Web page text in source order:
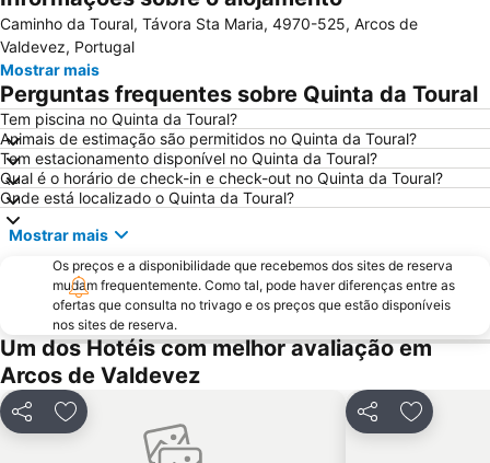
Bom Jesus do Monte
Cascata do Tahiti - Ermida
do Cabedelo
Termas Romanas do Alto da Cividade
Estação de Caminhos de Ferro de Braga
Praia de Esposende
Paseo Marítimo de Baiona
Centro Histórico de Guimarães
Luz
Estela Beach
Lago dos Cisnes
América
Minho Center
Patos
Igreja de Riba d'Ave
Puerto de Baiona
Albufeira do Ermal
de Castelo de Neiva
Casa de Camilo - Museu e Centro de Estudos
Elevador do Bom Jesus do Monte
Caminho da Toural, Távora Sta Maria, 4970-525, Arcos de
Valdevez, Portugal
Mostrar mais
Perguntas frequentes sobre Quinta da Toural
Tem piscina no Quinta da Toural?
Animais de estimação são permitidos no Quinta da Toural?
Tem estacionamento disponível no Quinta da Toural?
Qual é o horário de check-in e check-out no Quinta da Toural?
Onde está localizado o Quinta da Toural?
Mostrar mais
Os preços e a disponibilidade que recebemos dos sites de reserva
mudam frequentemente. Como tal, pode haver diferenças entre as
ofertas que consulta no trivago e os preços que estão disponíveis
nos sites de reserva.
Um dos Hotéis com melhor avaliação em
Arcos de Valdevez
PartilharAdicionar aos favoritos Partilhar